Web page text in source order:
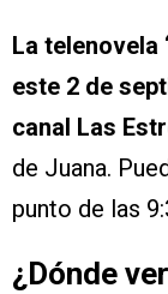
La telenovela
este 2 de
canal Las
de Juana.
punto de las
¿Dónde